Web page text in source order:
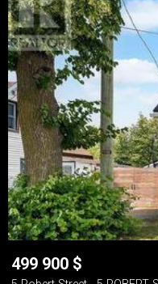
499 900 $